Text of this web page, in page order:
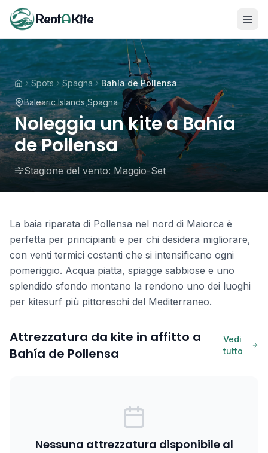
RentAKite
Spots Spagna
Bahía de Pollensa
Balearic Islands Spagna
Noleggia un kite a Bahía
de Pollensa
Stagione del vento: Maggio-Set
La baia riparata di Pollensa nel nord di Maiorca è
perfetta per principianti e per chi desidera migliorare,
con venti termici costanti che si intensificano ogni
pomeriggio. Acqua piatta, spiagge sabbiose e uno
splendido sfondo montano la rendono uno dei luoghi
per kitesurf più pittoreschi del Mediterraneo.
Attrezzatura da kite in affitto a
Bahía de Pollensa
Vedi
tutto
Nessuna attrezzatura disponibile al